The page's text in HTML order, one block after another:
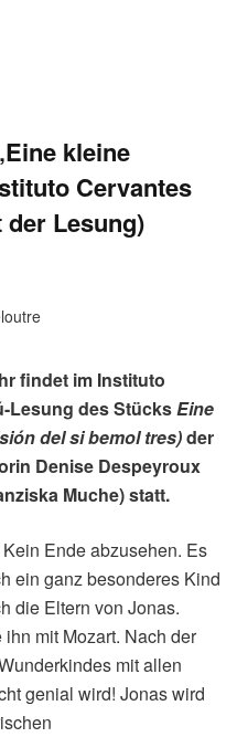
kleine
Cervantes
Lesung)
findet im Instituto
Lesung des StücksEine
del si bemol tres)der
Denise Despeyroux
Muche) statt.
Ende abzusehen. Es
ein ganz besonderes Kind
die Eltern von Jonas.
mit Mozart. Nach der
mit allen
genial wird! Jonas wird